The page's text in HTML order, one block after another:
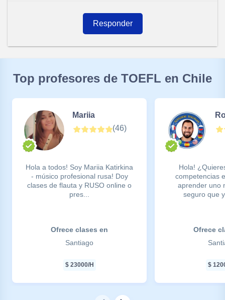
Responder
Top profesores de TOEFL en Chile
Mariia
(46)
Hola a todos! Soy Mariia Katirkina
- músico profesional rusa! Doy
clases de flauta y RUSO online o
pres...
Ofrece clases en
Santiago
$ 23000/H
Hola!
competencias
aprender uno
seguro que
Ofrece
$